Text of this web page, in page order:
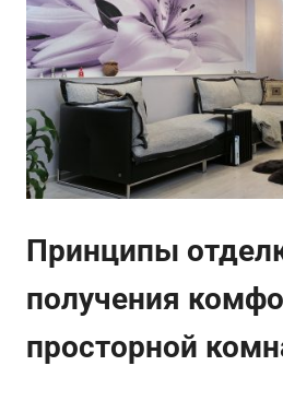
Принципы
получения
просторной